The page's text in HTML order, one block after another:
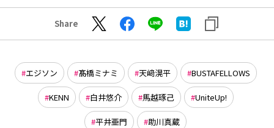
Share
エジソン 髙橋ミナミ 天﨑滉平 BUSTAFELLOWS
KENN 白井悠介 馬越琢己 UniteUp!
平井亜門 助川真蔵